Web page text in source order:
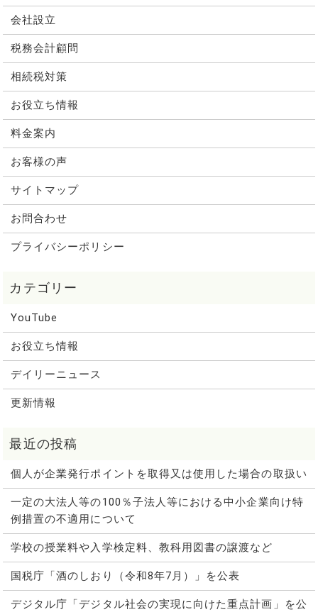
会社設立
税務会計顧問
相続税対策
お役立ち情報
料金案内
お客様の声
サイトマップ
お問合わせ
プライバシーポリシー
YouTube
お役立ち情報
デイリーニュース
更新情報
個人が企業発行ポイントを取得又は使用した場合の取扱い
一定の大法人等の100％子法人等における中小企業向け特
例措置の不適用について
学校の授業料や入学検定料、教科用図書の譲渡など
国税庁「酒のしおり（令和8年7月）」を公表
デジタル庁「デジタル社会の実現に向けた重点計画」を公